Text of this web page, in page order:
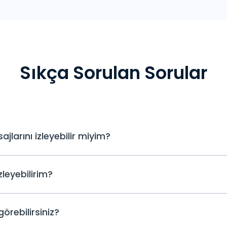
Sıkça Sorulan Sorular
izleyebilir miyim?
etkinliğini izlemeye başlayabilirsiniz.